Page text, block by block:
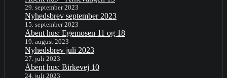
29. september 2023
Nyhedsbrev september 2023
15. september 2023
Åbent hus: Egemosen 11 og 18
19. august 2023
Nyhedsbrev juli 2023
27. juli 2023
Åbent hus: Birkevej 10
24. juli 2023